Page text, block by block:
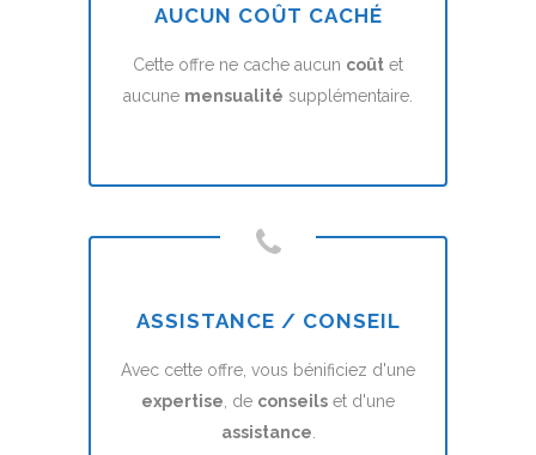
AUCUN COÛT CACHÉ
Cette offre ne cache aucun coût et
aucune mensualité supplémentaire.
ASSISTANCE / CONSEIL
Avec cette offre, vous bénificiez d'une
expertise, de conseils et d'une
assistance.